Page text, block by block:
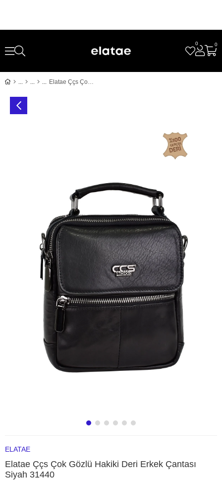
0
0
Elatae Ççs Çok Gözlü Hakiki Deri Erkek Çantası Siyah 31440
ELATAE
Elatae Ççs Çok Gözlü Hakiki Deri Erkek Çantası
Siyah 31440